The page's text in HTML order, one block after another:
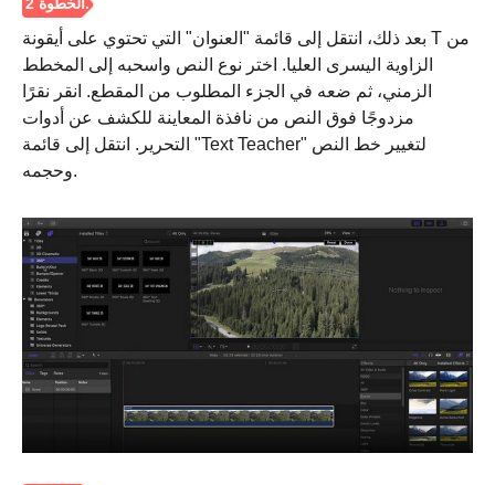
الخطوة 2.
بعد ذلك، انتقل إلى قائمة "العنوان" التي تحتوي على أيقونة T من
الزاوية اليسرى العليا. اختر نوع النص واسحبه إلى المخطط
الزمني، ثم ضعه في الجزء المطلوب من المقطع. انقر نقرًا
مزدوجًا فوق النص من نافذة المعاينة للكشف عن أدوات
التحرير. انتقل إلى قائمة "Text Teacher" لتغيير خط النص
وحجمه.